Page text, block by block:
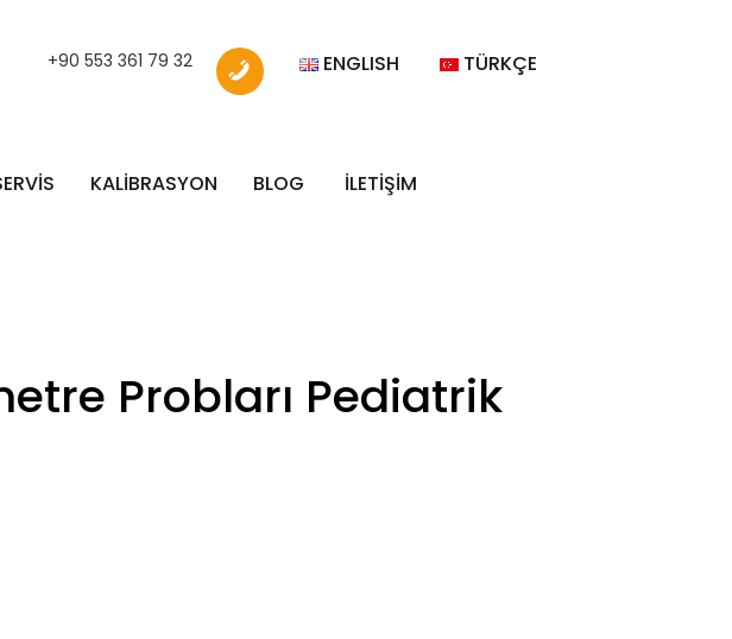
+90 553 361 79 32 ENGLISH TÜRKÇE
KALİBRASYON BLOG İLETİŞİM
Probları Pediatrik